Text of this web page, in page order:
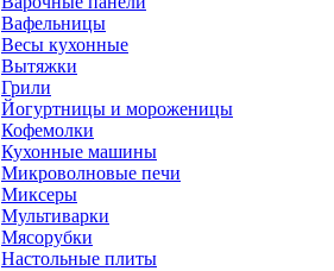
Вафельницы
Весы кухонные
Вытяжки
Грили
Йогуртницы и мороженицы
Кофемолки
Кухонные машины
Микроволновые печи
Миксеры
Мультиварки
Мясорубки
Настольные плиты